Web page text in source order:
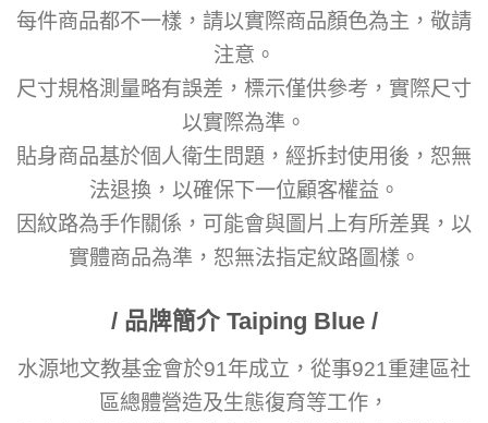
每件商品都不一樣，請以實際商品顏色為主，敬請
注意。
尺寸規格測量略有誤差，標示僅供參考，實際尺寸
以實際為準。
貼身商品基於個人衛生問題，經拆封使用後，恕無
法退換，以確保下一位顧客權益。
因紋路為手作關係，可能會與圖片上有所差異，以
實體商品為準，恕無法指定紋路圖樣。
/ 品牌簡介 Taiping Blue /
水源地文教基金會於91年成立，從事921重建區社
區總體營造及生態復育等工作，